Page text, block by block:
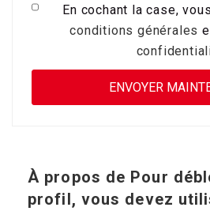
En cochant la case,
conditions générales
À propos de Pour
profil, vous devez